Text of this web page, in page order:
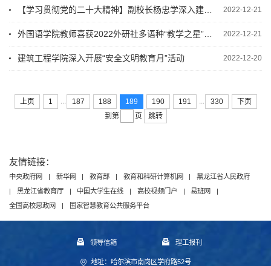
2022-12-21
2022-12-21
2022-12-20
建筑工程学院深入开展“安全文明教育月”活动
上页 1 ... 187 188 189 190 191 ... 330
下页
到第
页 跳转
友情链接：
中央政府网 | 新华网 | 教育部 | 教育和科研计算机网 |
黑龙江省人民政府
|
黑龙江省教育厅 | 中国大学生在线 | 高校视频门户 | 易班网
|
全国高校思政网
| 国家智慧教育公共服务平台
领导信箱 理工报刊
地址：哈尔滨市南岗区学府路52号